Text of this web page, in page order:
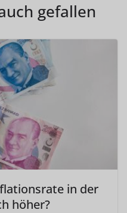
gefallen
in der
höher?